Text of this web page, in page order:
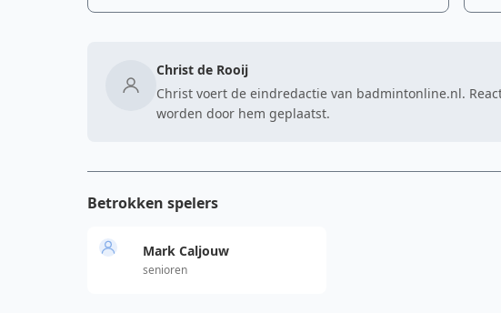
Christ de Rooij
Christ voert de eindredactie van badmintonline.nl.
worden door hem geplaatst.
Betrokken spelers
Mark Caljouw
senioren